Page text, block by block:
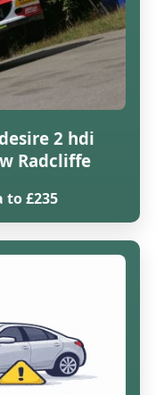
2 hdi
Radcliffe
to £235